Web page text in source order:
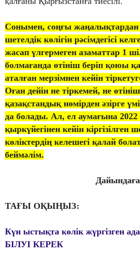
Сонымен, соңғы
шетелдік көлігін рәсімдегісі
жасап үлгермеген азаматтар 1
болмағанда өтініш беріп қоюы
аталған мерзімнен кейін
Оған дейін не тіркемей, не
қазақстандық нөмірден әзірге
да болады. Ал, ел аумағына
қыркүйегінен кейін кіргізілген
көліктердің келешегі қалай
беймәлім.
ТАҒЫ ОҚЫҢЫЗ:
Күн ыстықта көлік
БІЛУІ КЕРЕК